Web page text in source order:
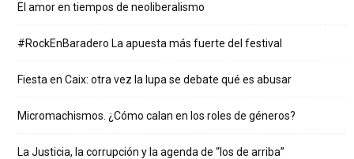
El amor en tiempos de neoliberalismo
#RockEnBaradero La apuesta más fuerte del festival
Fiesta en Caix: otra vez la lupa se debate qué es abusar
Micromachismos. ¿Cómo calan en los roles de géneros?
La Justicia, la corrupción y la agenda de “los de arriba”